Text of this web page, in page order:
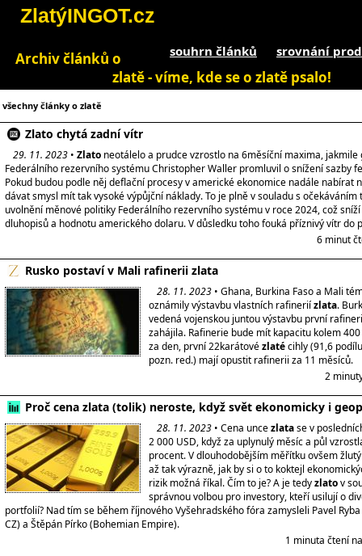
ZlatýINGOT.cz
souhrn článků srovnání
Archiv článků o
zlatě - víme, kde se o zlatě psalo!
všechny články o zlatě
Zlato chytá zadní vítr
29. 11. 2023 • Zlato neotálelo a prudce vzrostlo na 6měsíční maxima, jakmile
Federálního rezervního systému Christopher Waller promluvil o snížení sazby
Pokud budou podle něj deflační procesy v americké ekonomice nadále nabírat
dávat smysl mít tak vysoké výpůjční náklady. To je plně v souladu s
uvolnění měnové politiky Federálního rezervního systému v roce 2024, což
dluhopisů a hodnotu amerického dolaru. V důsledku toho fouká příznivý vítr do
6 minut
Rusko postaví v Mali rafinerii zlata
28. 11. 2023 • Ghana, Burkina Faso a Mali
oznámily výstavbu vlastních rafineriízlata.
vedená vojenskou juntou výstavbu první
zahájila. Rafinerie bude mít kapacitu kolem
za den, první 22karátovézlatécihly (91,6
pozn. red.) mají opustit rafinerii za 11 měsíců.
2
Proč cena zlata (tolik) neroste, když svět ekonomicky i
28. 11. 2023 • Cena uncezlatase v
2 000 USD, když za uplynulý měsíc a půl
procent. V dlouhodobějším měřítku ovšem
až tak výrazně, jak by si o to koktejl
rizik možná říkal. Čím to je? A je tedyzlatov
správnou volbou pro investory, kteří usilují o
portfolií? Nad tím se během říjnového Vyšehradského fóra zamysleli Pavel Ryba
CZ) a Štěpán Pírko (Bohemian Empire).
1 minuta čtení